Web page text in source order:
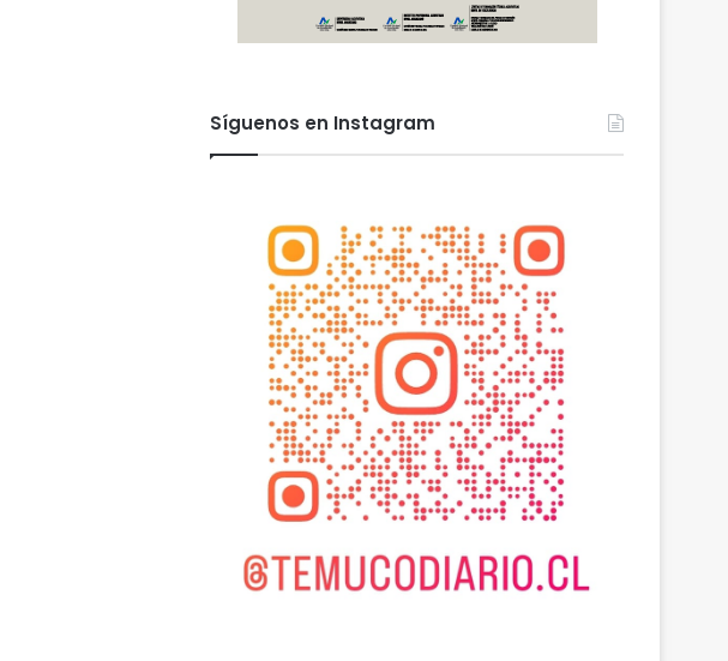
Síguenos en Instagram